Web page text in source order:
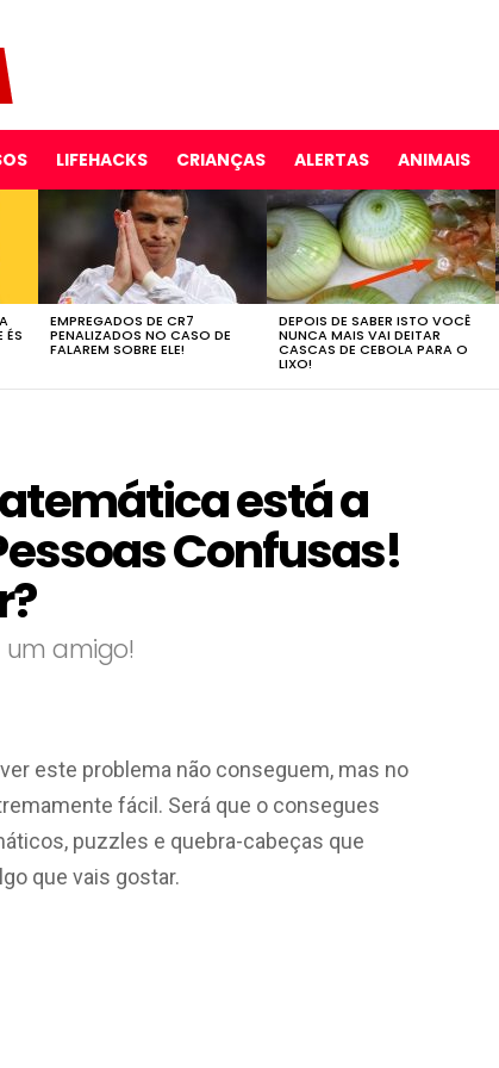
LIFEHACKS CRIANÇAS ALERTAS ANIMAIS
ÉS
EMPREGADOS DE CR7
PENALIZADOS NO CASO DE
FALAREM SOBRE ELE!
DEPOIS DE SABER ISTO VOCÊ
NUNCA MAIS VAI DEITAR
CASCAS DE CEBOLA PARA O
LIXO!
está a
Confusas!
um amigo!
este problema não conseguem, mas no
fácil. Será que o consegues
puzzles e quebra-cabeças que
que vais gostar.